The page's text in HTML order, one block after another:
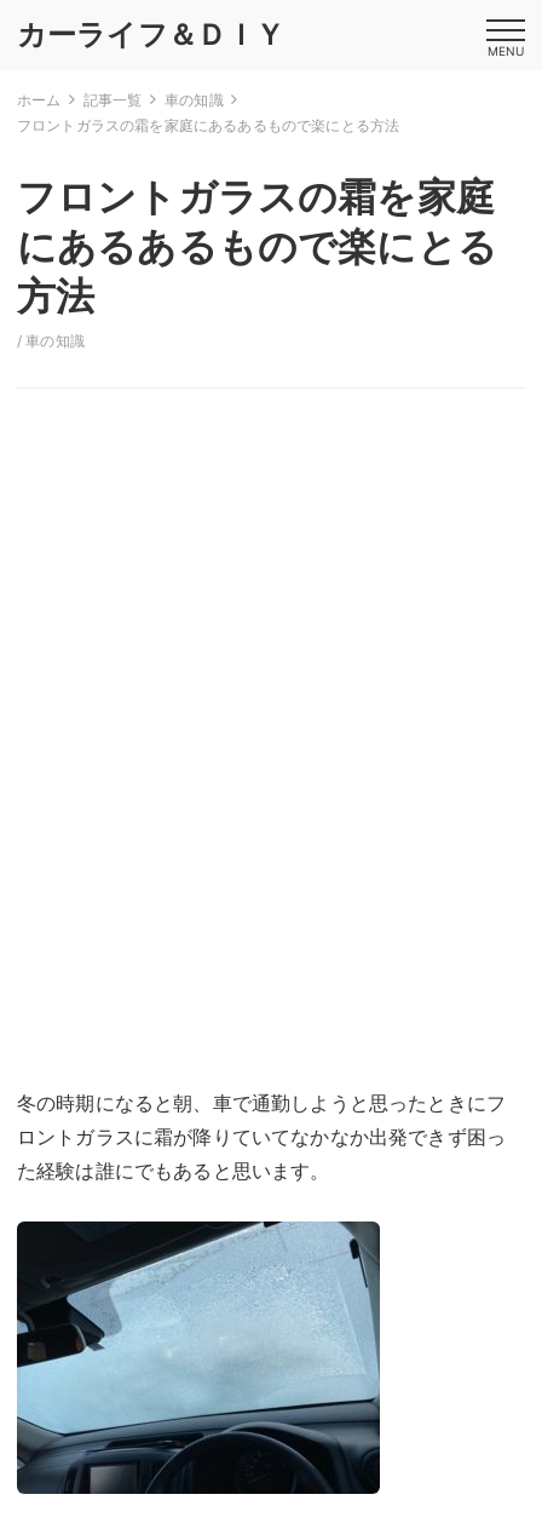
カーライフ＆ＤＩＹ MENU
ホーム 記事一覧
車の知識
フロントガラスの霜を家庭にあるあるもので楽にとる方法
フロントガラスの霜を家庭
にあるあるもので楽にとる
方法
/車の知識
冬の時期になると朝、車で通勤しようと思ったときにフ
ロントガラスに霜が降りていてなかなか出発できず困っ
た経験は誰にでもあると思います。